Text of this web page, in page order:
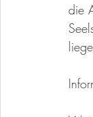
die